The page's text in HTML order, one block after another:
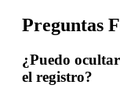
Preguntas
¿Puedo
el registro?